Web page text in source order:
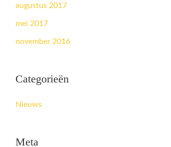
augustus 2017
mei 2017
november 2016
Categorieën
Nieuws
Meta